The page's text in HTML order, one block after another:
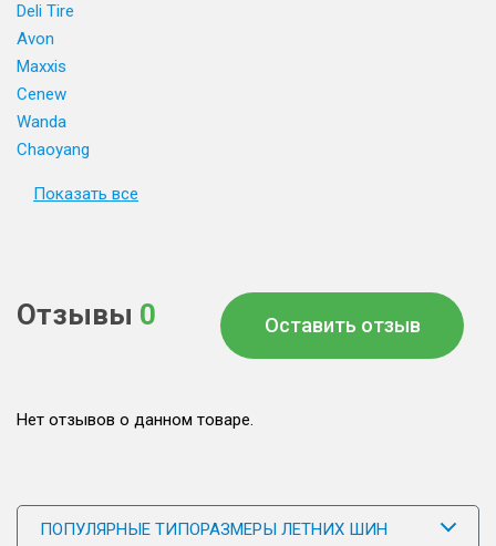
Deli Tire
Avon
Maxxis
Cenew
Wanda
Chaoyang
Показать все
Отзывы 0 Оставить отзыв
Нет отзывов о данном товаре.
ПОПУЛЯРНЫЕ ТИПОРАЗМЕРЫ ЛЕТНИХ ШИН